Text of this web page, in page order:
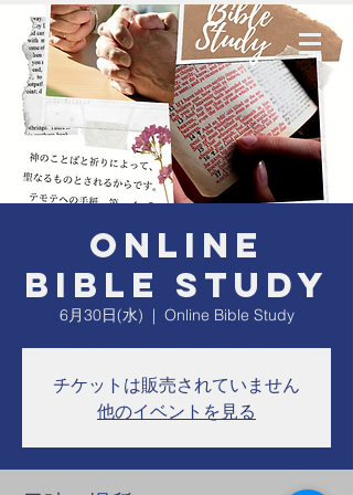
Online
Bible Study
6月30日(水)
  |
Online Bible Study
チケットは販売されていません
他のイベントを見る